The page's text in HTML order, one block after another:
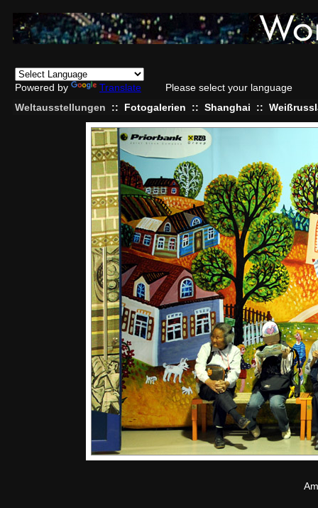
Powered by Translate
Please select your language
Weltausstellungen
:: Fotogalerien :: Shanghai ::